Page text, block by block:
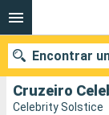
Celebrity Solstice
Encontrar